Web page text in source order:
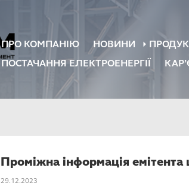
ПРО КОМПАНІЮ НОВИНИ
ПОСТАЧАННЯ ЕЛЕКТРОЕНЕРГІЇ
Проміжна інформація емітента
29.12.2023